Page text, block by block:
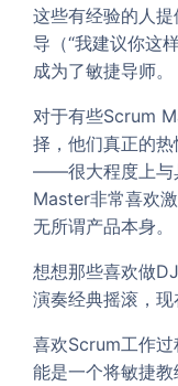
这些有经验的人
导（“我建议你这
成为了敏捷导师。
对于有些Scrum
择，他们真正的
——很大程度上与
Master非常喜欢
无所谓产品本身。
想想那些喜欢做
演奏经典摇滚，现
喜欢Scrum工作
能是一个将敏捷